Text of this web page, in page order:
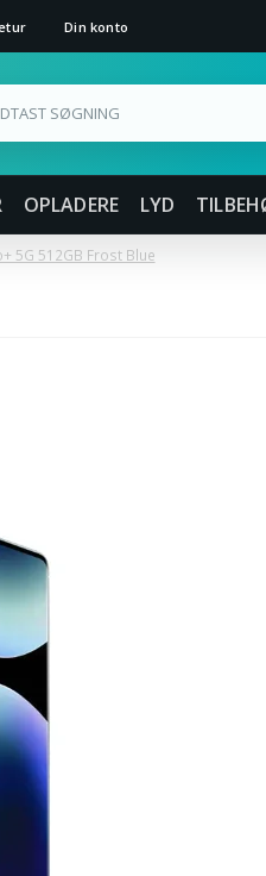
Din konto
OPLADERE LYD
5G 512GB Frost Blue